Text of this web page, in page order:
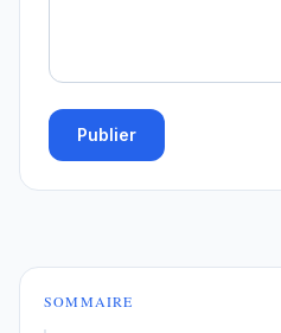
Publier
SOMMAIRE